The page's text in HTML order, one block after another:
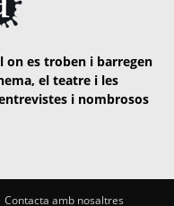
on es troben i barregen
el teatre i les
i nombrosos
Contacta amb nosaltres